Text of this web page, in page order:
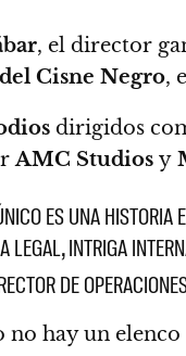
, el director
Cisne Negro,
dirigidos
AMC Studios y
ES UNA
LEGAL, INTRIGA
DE
no hay un